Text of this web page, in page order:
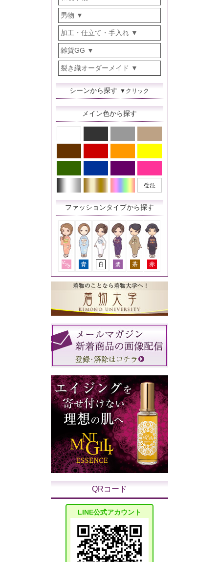
男物
加工・仕立て・手入れ
雑貨GG
裂き織オーダーメイド
シーンから探す ▼クリック
メイン色から探す
ファッションタイプから探す
QRコード
LINE公式アカウント